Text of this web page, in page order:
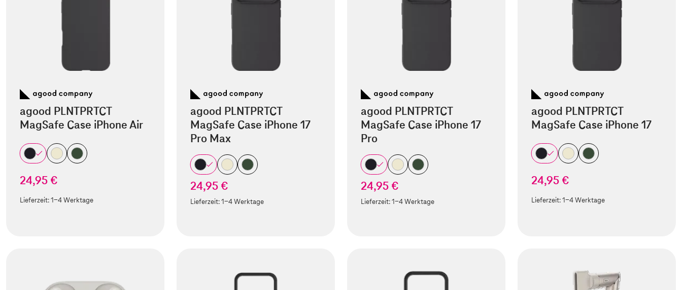
agood PLNTPRTCT
MagSafe Case iPhone Air
24,95 €
Lieferzeit:1-4 Werktage
agood PLNTPRTCT
MagSafe Case iPhone 17
Pro Max
24,95 €
Lieferzeit:1-4 Werktage
agood PLNTPRTCT
MagSafe Case iPhone 17
Pro
24,95 €
Lieferzeit:1-4 Werktage
agood PLNTPRTCT
MagSafe Case iPhone 17
24,95 €
Lieferzeit:1-4 Werktage